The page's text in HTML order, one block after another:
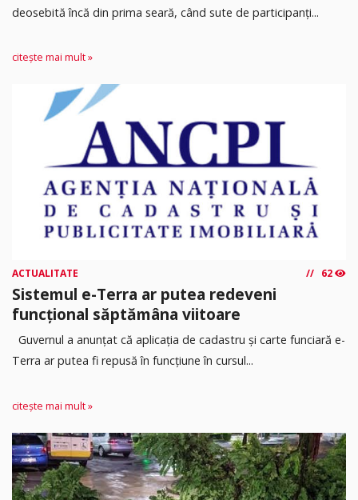
deosebită încă din prima seară, când sute de participanți...
citește mai mult »
ACTUALITATE 62
Sistemul e-Terra ar putea redeveni
funcțional săptămâna viitoare
Guvernul a anunțat că aplicația de cadastru și carte funciară e-
Terra ar putea fi repusă în funcțiune în cursul...
citește mai mult »